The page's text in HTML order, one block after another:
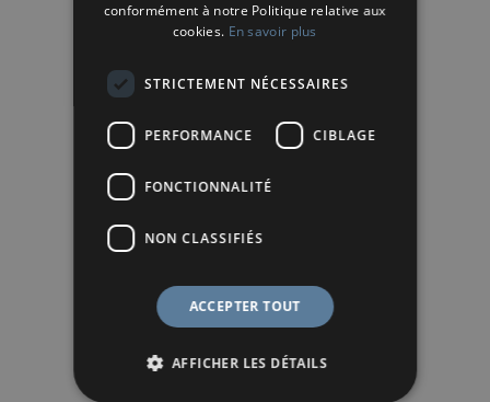
conformément à notre Politique relative aux
cookies. En savoir plus
STRICTEMENT NÉCESSAIRES
PERFORMANCE CIBLAGE
FONCTIONNALITÉ
NON CLASSIFIÉS
ACCEPTER TOUT
AFFICHER LES DÉTAILS